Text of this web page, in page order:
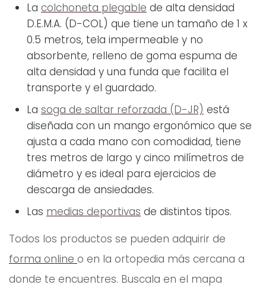
La colchoneta plegable de alta densidad
D.E.M.A. (D-COL) que tiene un tamaño de 1 x
0.5 metros, tela impermeable y no
absorbente, relleno de goma espuma de
alta densidad y una funda que facilita el
transporte y el guardado.
La soga de saltar reforzada (D-JR) está
diseñada con un mango ergonómico que se
ajusta a cada mano con comodidad, tiene
tres metros de largo y cinco milímetros de
diámetro y es ideal para ejercicios de
descarga de ansiedades.
Las medias deportivas de distintos tipos.
Todos los productos se pueden adquirir de
forma online o en la ortopedia más cercana a
donde te encuentres. Buscala en el mapa